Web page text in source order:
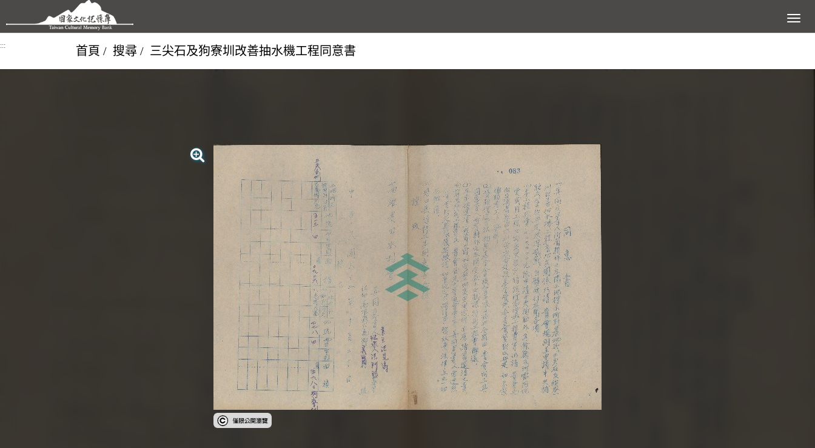
跳到主要內容區塊 展開選
::: 首頁 搜尋 三尖石及狗寮圳改善抽水機工程同意書
受著作權法保護-僅限於本平台有限度公開瀏覽